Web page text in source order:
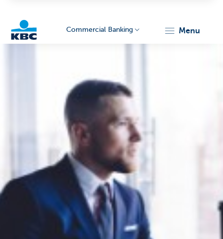
Commercial Banking menu